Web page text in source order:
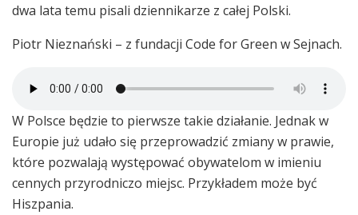
dwa lata temu pisali dziennikarze z całej Polski.
Piotr Nieznański – z fundacji Code for Green w Sejnach.
W Polsce będzie to pierwsze takie działanie. Jednak w
Europie już udało się przeprowadzić zmiany w prawie,
które pozwalają występować obywatelom w imieniu
cennych przyrodniczo miejsc. Przykładem może być
Hiszpania.